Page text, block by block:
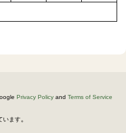
Privacy Policy and Terms of Service
います。